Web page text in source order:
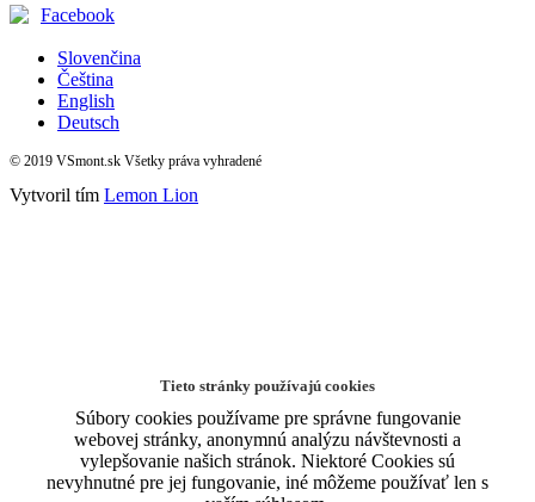
Facebook
Slovenčina
Čeština
English
Deutsch
© 2019 VSmont.sk Všetky práva vyhradené
Vytvoril tím Lemon Lion
Tieto stránky používajú cookies
Súbory cookies používame pre správne fungovanie
webovej stránky, anonymnú analýzu návštevnosti a
vylepšovanie našich stránok. Niektoré Cookies sú
nevyhnutné pre jej fungovanie, iné môžeme používať len s